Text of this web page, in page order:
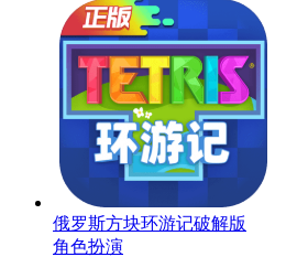
俄罗斯方块环游记破解版
角色扮演